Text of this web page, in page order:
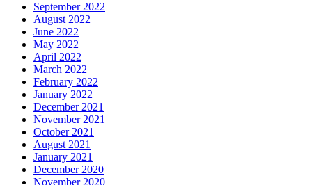
September 2022
August 2022
June 2022
May 2022
April 2022
March 2022
February 2022
January 2022
December 2021
November 2021
October 2021
August 2021
January 2021
December 2020
November 2020